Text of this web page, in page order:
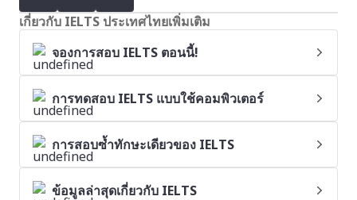
เกี่ยวกับ IELTS ประเทศไทยเพิ่มเติม
จองการสอบ IELTS ตอนนี้!
การทดสอบ IELTS แบบใช้คอมพิวเตอร์
การสอบซ้ำทักษะเดียวของ IELTS
ข้อมูลล่าสุดเกี่ยวกับ IELTS